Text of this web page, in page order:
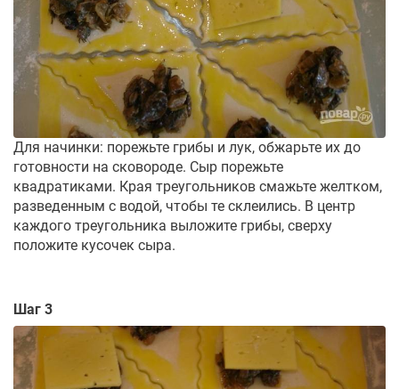
Для начинки: порежьте грибы и лук, обжарьте их до
готовности на сковороде. Сыр порежьте
квадратиками. Края треугольников смажьте желтком,
разведенным с водой, чтобы те склеились. В центр
каждого треугольника выложите грибы, сверху
положите кусочек сыра.
Шаг 3